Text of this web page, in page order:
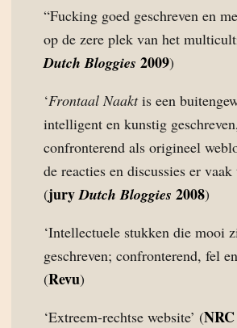
“Fucking goed geschreven en
op de zere plek van het
Dutch Bloggies 2009)
‘Frontaal Naaktis een
intelligent en kunstig
confronterend als origineel
de reacties en discussies er vaak
(juryDutch Bloggies 2008)
‘Intellectuele stukken die mooi
geschreven; confronterend, fel
(Revu)
‘Extreem-rechtse website’ (NRC